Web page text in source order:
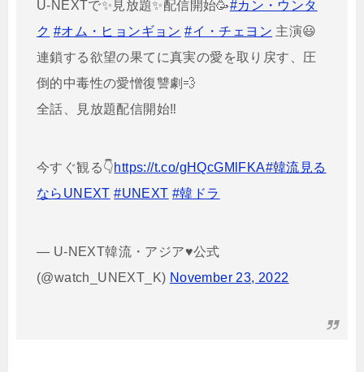
U-NEXTで✨見放題✨配信開始🥳#カン・ウンタ
ク #オム・ヒョンギョン #イ・チェヨン 主演😃
連鎖する欲望の果てに真実の愛を取り戻す、圧
倒的中毒性の愛憎復讐劇💨
全話、見放題配信開始‼️
今すぐ観る👇https://t.co/gHQcGMlFKA#韓流見る
ならUNEXT #UNEXT #韓ドラ
— U-NEXT韓流・アジア♥公式
(@watch_UNEXT_K) November 23, 2022